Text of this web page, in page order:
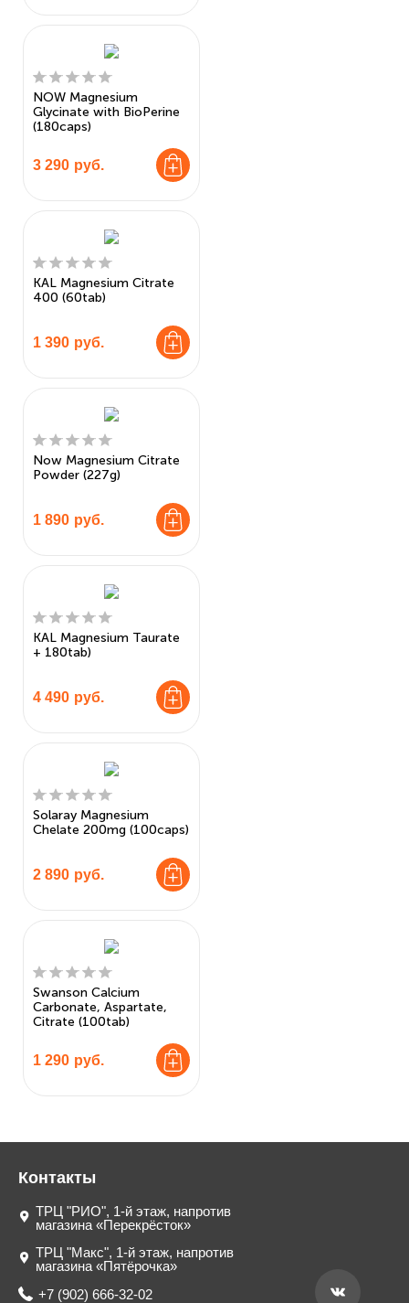
NOW Magnesium
Glycinate with BioPerine
(180caps)
3 290 руб.
KAL Magnesium Citrate
400 (60tab)
1 390 руб.
Now Magnesium Citrate
Powder (227g)
1 890 руб.
KAL Magnesium Taurate
+ 180tab)
4 490 руб.
Solaray Magnesium
Chelate 200mg (100caps)
2 890 руб.
Swanson Calcium
Carbonate, Aspartate,
Citrate (100tab)
1 290 руб.
Контакты
ТРЦ "РИО", 1-й этаж, напротив
магазина «Перекрёсток»
ТРЦ "Макс", 1-й этаж, напротив
магазина «Пятёрочка»
+7 (902) 666-32-02